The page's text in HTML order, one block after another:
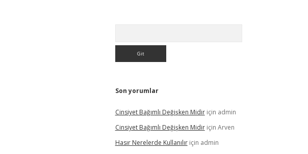
Son yorumlar
Cinsiyet Bağımlı Değişken Midiriçin admin
Cinsiyet Bağımlı Değişken Midiriçin Arven
Hasır Nerelerde Kullanılıriçin admin